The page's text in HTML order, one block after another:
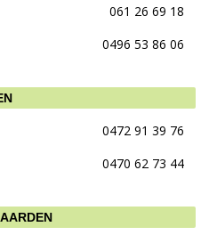
061 26 69 18
0496 53 86 06
0472 91 39 76
0470 62 73 44